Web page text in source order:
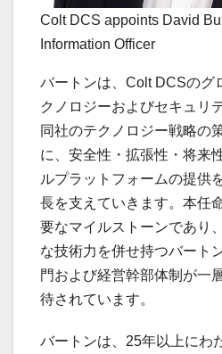
Colt DCS appoints David
Information Officer
バートンは、Colt DCSのグ
クノロジーおよびセキュリ
同社のテクノロジー戦略の
に、安全性・拡張性・将来
ルプラットフォームの提供
長を支えていきます。本任
要なマイルストーンであり
な技術力を併せ持つバート
門および経営幹部体制が一
待されています。
バートンは、25年以上にわ